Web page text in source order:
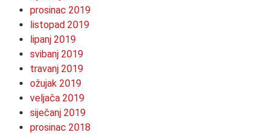
prosinac 2019
listopad 2019
lipanj 2019
svibanj 2019
travanj 2019
ožujak 2019
veljača 2019
siječanj 2019
prosinac 2018